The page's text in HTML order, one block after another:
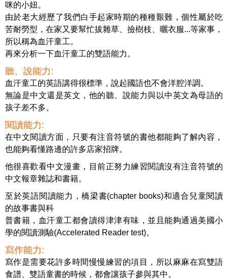
咪的小妞。
由於老大經歷了我們白手起家時期的種種艱難，個性屬於吃
苦耐勞型，在家又要幫忙拔雜草、撿樹枝、曬衣服...等家事，
所以稱為血汗童工。
再來分析一下血汗童工的雙語能力。
聽、說能力:
血汗童工的英語講得很標準，說起國語也不會洋腔洋調。
無論是中文還是英文，他的聽、說能力與以中英文為母語的
孩子差不多。
閱讀能力:
在中文閱讀方面，只要有注音符號的書他都能夠了解內容，
也能夠看懂路邊的許多店家招牌。
他很喜歡看中文漫畫，目前正努力練習閱讀沒有注音符號的
中文報章雜誌和書籍。
至於英語閱讀能力，橋梁書(chapter books)和適合兒童閱讀
的故事書與科
普書籍，血汗童工都會讀得津津有味，並且能夠通過美國小
學的閱讀測驗(Accelerated Reader test)。
寫作能力:
寫作是需要花許多時間慢慢練習的項目，所以麻麻在寫雙語
食譜、雙語童書的時候，都會讓孩子參與其中。